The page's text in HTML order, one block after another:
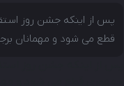
پس از اینکه جشن روز
قطع می شود و مهمانان